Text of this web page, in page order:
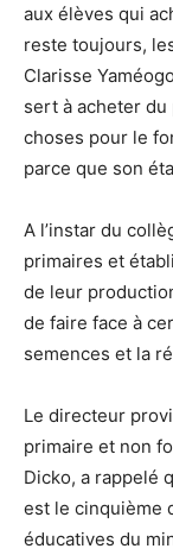
aux élèves qui
reste toujours,
Clarisse
sert à acheter du
choses pour le
parce que son
A l’instar du
primaires et
de leur
de faire face à
semences et la
Le directeur
primaire et non
Dicko, a rappelé
est le cinquième
éducatives du